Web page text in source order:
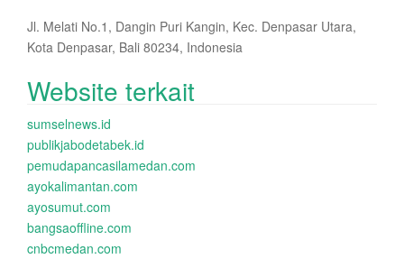
Jl. Melati No.1, Dangin Puri Kangin, Kec. Denpasar Utara,
Kota Denpasar, Bali 80234, Indonesia
Website terkait
sumselnews.id
publikjabodetabek.id
pemudapancasilamedan.com
ayokalimantan.com
ayosumut.com
bangsaoffline.com
cnbcmedan.com